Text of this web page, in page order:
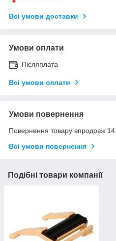
Всі умови доставки
Умови оплати
Післяплата
Всі умови оплати
Умови повернення
Повернення товару впродовж 14
Всі умови повернення
Подібні товари компанії